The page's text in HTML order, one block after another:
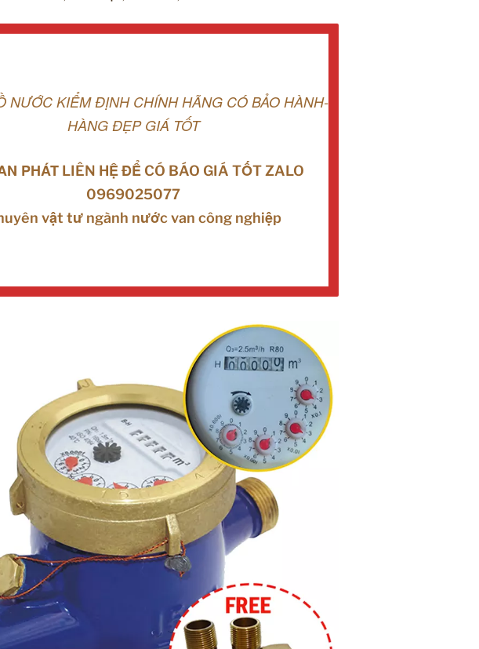
NƯỚC KIỂM ĐỊNH CHÍNH HÃNG CÓ BẢO HÀNH-
HÀNG ĐẸP GIÁ TỐT
PHÁTLIÊN HỆ ĐỂ CÓ BÁO GIÁ TỐT ZALO
0969025077
vật tư ngành nước van công nghiệp